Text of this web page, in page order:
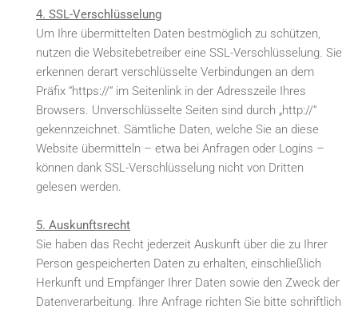
4. SSL-Verschlüsselung
Um Ihre übermittelten Daten bestmöglich zu schützen,
nutzen die Websitebetreiber eine SSL-Verschlüsselung. Sie
erkennen derart verschlüsselte Verbindungen an dem
Präfix “https://“ im Seitenlink in der Adresszeile Ihres
Browsers. Unverschlüsselte Seiten sind durch „http://“
gekennzeichnet. Sämtliche Daten, welche Sie an diese
Website übermitteln – etwa bei Anfragen oder Logins –
können dank SSL-Verschlüsselung nicht von Dritten
gelesen werden.
5. Auskunftsrecht
Sie haben das Recht jederzeit Auskunft über die zu Ihrer
Person gespeicherten Daten zu erhalten, einschließlich
Herkunft und Empfänger Ihrer Daten sowie den Zweck der
Datenverarbeitung. Ihre Anfrage richten Sie bitte schriftlich